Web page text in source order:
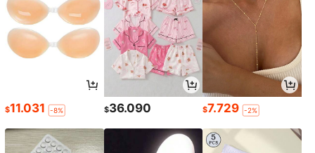
$11.031 -8% $36.090 $7.729 -2%